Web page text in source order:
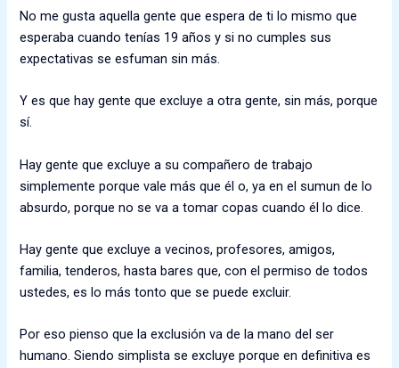
No me gusta aquella gente que espera de ti lo mismo que
esperaba cuando tenías 19 años y si no cumples sus
expectativas se esfuman sin más.
Y es que hay gente queexcluye a otra gente, sin más, porque
sí.
Hay gente que excluye a su compañero de trabajo
simplemente porque vale más que él o, ya en el sumun de lo
absurdo, porque no se va a tomar copas cuando él lo dice.
Hay gente que excluye a vecinos, profesores, amigos,
familia, tenderos, hasta bares que, con el permiso de todos
ustedes, es lo más tonto que se puede excluir.
Por eso pienso que la exclusión va de la mano del ser
humano. Siendo simplista se excluye porque en definitiva es